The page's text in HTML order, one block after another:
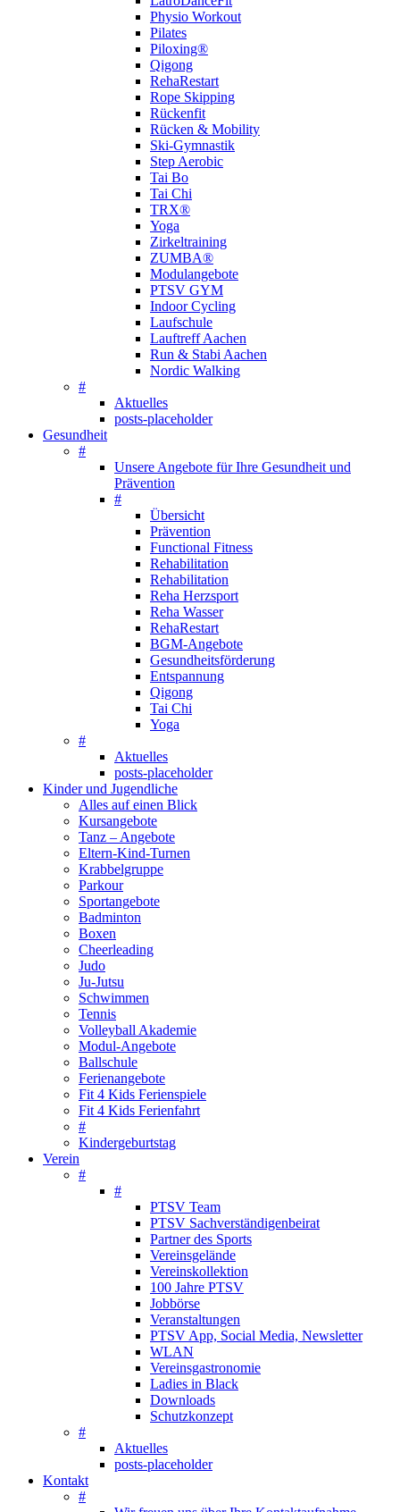
Physio Workout
Pilates
Piloxing®
Qigong
RehaRestart
Rope Skipping
Rückenfit
Rücken & Mobility
Ski-Gymnastik
Step Aerobic
Tai Bo
Tai Chi
TRX®
Yoga
Zirkeltraining
ZUMBA®
Modulangebote
PTSV GYM
Indoor Cycling
Laufschule
Lauftreff Aachen
Run & Stabi Aachen
Nordic Walking
#
Aktuelles
posts-placeholder
Gesundheit
#
Unsere Angebote für Ihre Gesundheit und
Prävention
#
Übersicht
Prävention
Functional Fitness
Rehabilitation
Rehabilitation
Reha Herzsport
Reha Wasser
RehaRestart
BGM-Angebote
Gesundheitsförderung
Entspannung
Qigong
Tai Chi
Yoga
#
Aktuelles
posts-placeholder
Kinder und Jugendliche
Alles auf einen Blick
Kursangebote
Tanz – Angebote
Eltern-Kind-Turnen
Krabbelgruppe
Parkour
Sportangebote
Badminton
Boxen
Cheerleading
Judo
Ju-Jutsu
Schwimmen
Tennis
Volleyball Akademie
Modul-Angebote
Ballschule
Ferienangebote
Fit 4 Kids Ferienspiele
Fit 4 Kids Ferienfahrt
#
Kindergeburtstag
Verein
#
#
PTSV Team
PTSV Sachverständigenbeirat
Partner des Sports
Vereinsgelände
Vereinskollektion
100 Jahre PTSV
Jobbörse
Veranstaltungen
PTSV App, Social Media, Newsletter
WLAN
Vereinsgastronomie
Ladies in Black
Downloads
Schutzkonzept
#
Aktuelles
posts-placeholder
Kontakt
#